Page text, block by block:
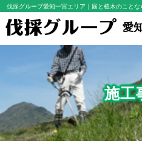
伐採グループ愛知一宮エリア ｜庭と植木のこと
愛
施工